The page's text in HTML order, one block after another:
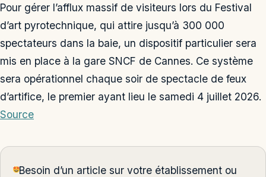
Pour gérer l’afflux massif de visiteurs lors du Festival
d’art pyrotechnique, qui attire jusqu’à 300 000
spectateurs dans la baie, un dispositif particulier sera
mis en place à la gare SNCF de Cannes. Ce système
sera opérationnel chaque soir de spectacle de feux
d’artifice, le premier ayant lieu le samedi 4 juillet 2026.
Source
Besoin d’un article sur votre établissement ou